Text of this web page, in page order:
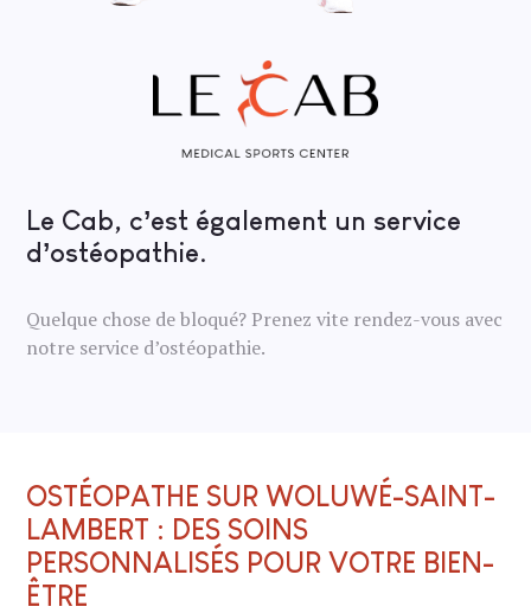
Le Cab, c’est également un service
d’ostéopathie.
Quelque chose de bloqué? Prenez vite rendez-vous avec
notre service d’ostéopathie.
OSTÉOPATHE SUR WOLUWÉ-SAINT-
LAMBERT : DES SOINS
PERSONNALISÉS POUR VOTRE BIEN-
ÊTRE